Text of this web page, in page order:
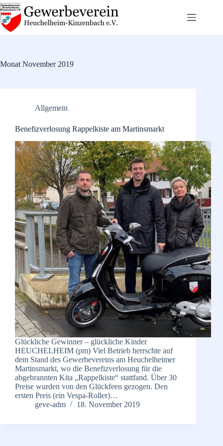
Zum
Inhalt
springen
Monat November 2019
Allgemein
Benefizverlosung Rappelkiste am Martinsmarkt
Glückliche Gewinner – glückliche Kinder
HEUCHELHEIM (pm) Viel Betrieb herrschte auf
dem Stand des Gewerbevereins am Heuchelheimer
Martinsmarkt, wo die Benefizverlosung für die
abgebrannten Kita „Rappelkiste“ stattfand. Über 30
Preise wurden von den Glückfeen gezogen. Den
ersten Preis (ein Vespa-Roller)…
geve-adm
18. November 2019